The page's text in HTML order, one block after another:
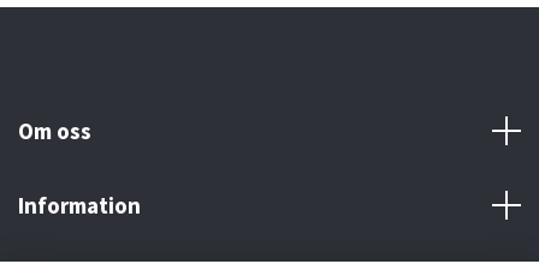
Om oss
Information